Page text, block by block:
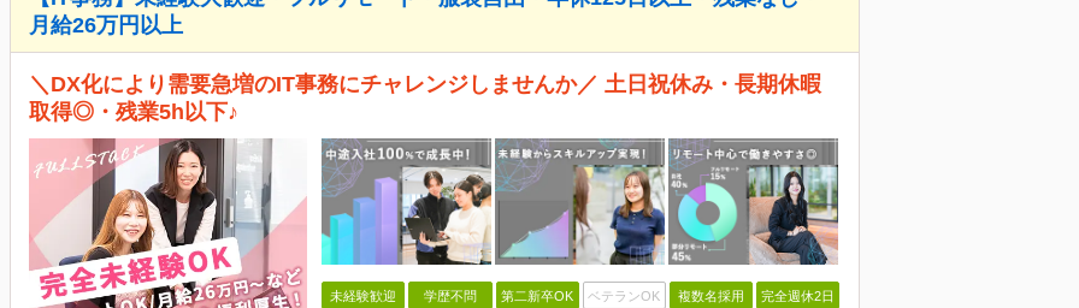
月給26万円以上
＼DX化により需要急増のIT事務にチャレンジしませんか／ 土日祝休み・長期休暇
取得◎・残業5h以下♪
未経験歓迎 学歴不問 第二新卒OK ベテランOK 複数名採用 完全週休2日